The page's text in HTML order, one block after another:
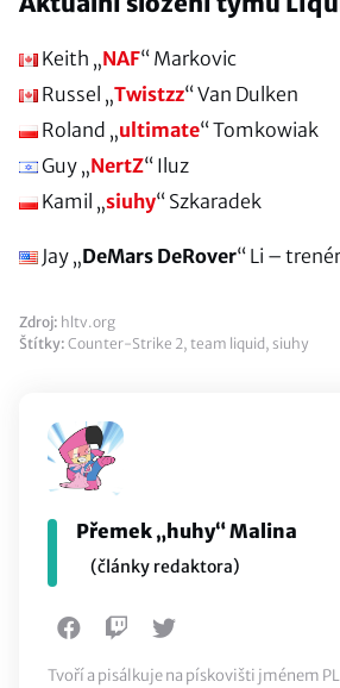
Keith „NAF“ Markovic
Russel „Twistzz“ Van Dulken
Roland „ultimate“ Tomkowiak
Guy „NertZ“ Iluz
Kamil „siuhy“ Szkaradek
Jay „DeMars DeRover“ Li – trenér
Zdroj: hltv.org
Štítky: Counter-Strike 2, team liquid, siuhy
Přemek „huhy“ Malina
(články redaktora)
Tvoří a pisálkuje na pískovišti jménem